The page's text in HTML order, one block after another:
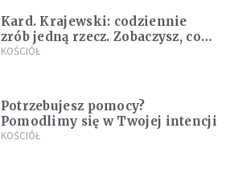
Kard. Krajewski: codziennie
zrób jedną rzecz. Zobaczysz, co
stanie się z twoim życiem
KOŚCIÓŁ
Potrzebujesz pomocy?
Pomodlimy się w Twojej intencji
KOŚCIÓŁ